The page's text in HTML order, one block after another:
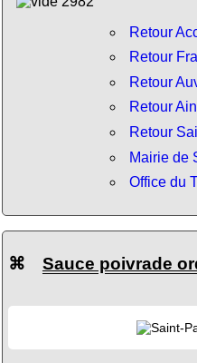
Retour
Retour
Retour
Retour Ain
Retour
Mairie de
Office du
⌘ Sauce poivrade